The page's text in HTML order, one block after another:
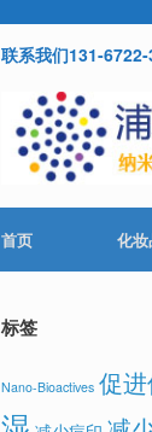
联系我们131-
首页 化
标签
Nano-Bioactives 促